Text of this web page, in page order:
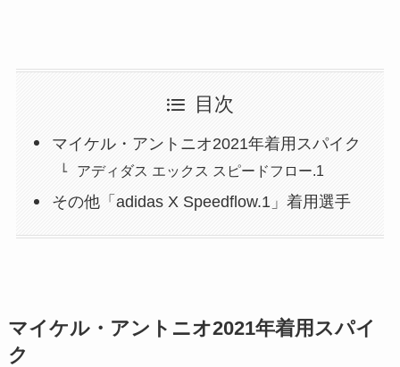
目次
マイケル・アントニオ2021年着用スパイク
アディダス エックス スピードフロー.1
その他「adidas X Speedflow.1」着用選手
マイケル・アントニオ2021年着用スパイ
ク